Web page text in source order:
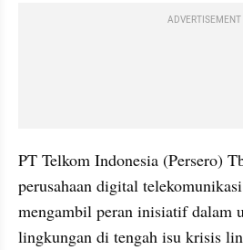
ADVERTISEMENT
PT Telkom Indonesia (Persero)
perusahaan digital
mengambil peran inisiatif dalam
lingkungan di tengah isu krisis